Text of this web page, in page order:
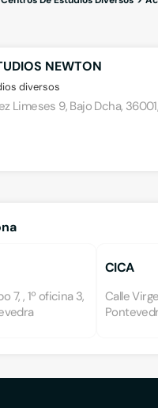
NEWTON
diversos
Limeses 9, Bajo Dcha,
7, , 1º oficina 3,
CICA
Calle